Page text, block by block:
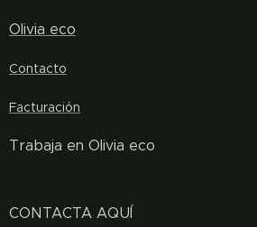
Olivia eco
Contacto
Facturación
Trabaja en Olivia eco
CONTACTA AQUÍ